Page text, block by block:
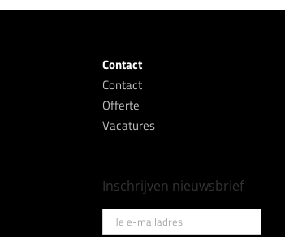
Contact
Contact
Offerte
Vacatures
Inschrijven nieuwsbrief